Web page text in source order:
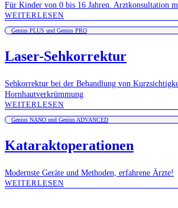
Für Kinder von 0 bis 16 Jahren. Arztkonsultation
WEITERLESEN
Genius PLUS und Genius PRO
Laser-Sehkorrektur
Sehkorrektur bei der Behandlung von
Hornhautverkrümmung
WEITERLESEN
Genius NANO und Genius ADVANCED
Kataraktoperationen
Modernste Geräte und Methoden, erfahrene Ärzte!
WEITERLESEN